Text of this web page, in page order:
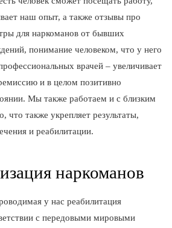
наш опыт, а также отзывы про
для наркоманов от бывших
понимание человеком, что у него
врачей – увеличивает
и в целом позитивно
Мы также работаем и с близким
что также укрепляет результаты,
и реабилитации.
наркоманов
у нас реабилитация
с передовыми мировыми